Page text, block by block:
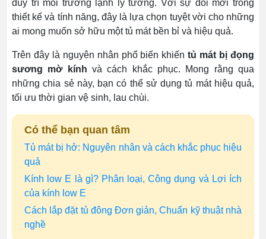
duy trì môi trường lạnh lý tưởng. Với sự đổi mới trong
thiết kế và tính năng, đây là lựa chọn tuyệt vời cho những
ai mong muốn sở hữu một tủ mát bền bỉ và hiệu quả.
Trên đây là nguyên nhân phổ biến khiếntủ mát bị đọng
sương mờ kính và cách khắc phục. Mong rằng qua
những chia sẻ này, bạn có thể sử dụng tủ mát hiệu quả,
tối ưu thời gian vệ sinh, lau chùi.
Có thể bạn quan tâm
Tủ mát bị hở: Nguyên nhân và cách khắc phục hiệu
quả
Kính low E là gì? Phân loại, Công dụng và Lợi ích
của kính low E
Cách lắp đặt tủ đông Đơn giản, Chuẩn kỹ thuật nhà
nghề